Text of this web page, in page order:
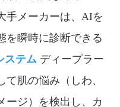
手メーカーは、AIを
を瞬時に診断できる
ステムディープラー
肌の悩み（しわ、
ージ）を検出し、カ